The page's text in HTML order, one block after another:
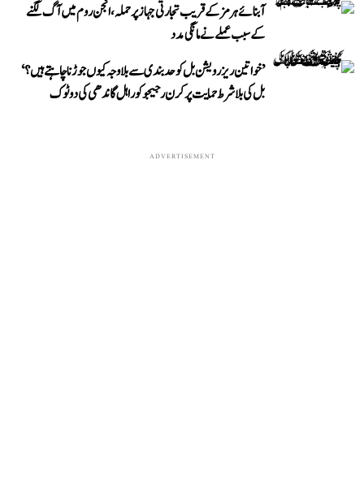
آبنائے ہرمز کے قریب تجارتی جہاز پر حملہ، انجن روم میں آگ لگنے
کے سبب عملے نے مانگی مدد
’خواتین ریزرویشن بل کو حدبندی سے بلا وجہ کیوں جوڑنا چاہتے ہیں؟‘
بل کی بلا شرط حمایت پر کرن رجیجو کو راہل گاندھی کی دوٹوک
ADVERTISEMENT